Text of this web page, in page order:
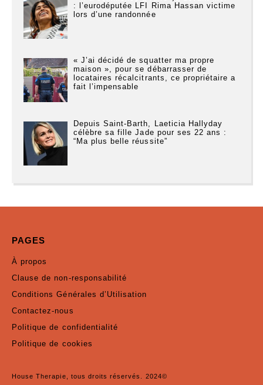
: l’eurodéputée LFI Rima Hassan victime
lors d’une randonnée
« J’ai décidé de squatter ma propre
maison », pour se débarrasser de
locataires récalcitrants, ce propriétaire a
fait l’impensable
Depuis Saint-Barth, Laeticia Hallyday
célèbre sa fille Jade pour ses 22 ans :
“Ma plus belle réussite”
PAGES
À propos
Clause de non-responsabilité
Conditions Générales d’Utilisation
Contactez-nous
Politique de confidentialité
Politique de cookies
House Therapie, tous droits réservés. 2024©